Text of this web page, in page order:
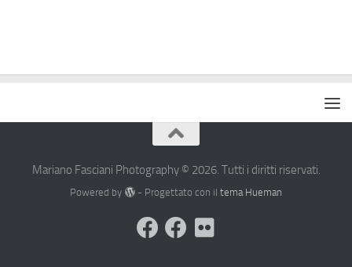
Mariano Fasciani Photography © 2026. Tutti i diritti riservati.
Powered by - Progettato con il tema Hueman